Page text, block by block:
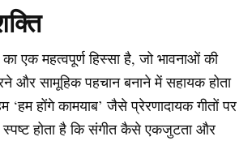
एक महत्वपूर्ण हिस्सा है, जो भावनाओं की
और सामूहिक पहचान बनाने में सहायक होता
होंगे कामयाब’ जैसे प्रेरणादायक गीतों पर
स्पष्ट होता है कि संगीत कैसे एकजुटता और